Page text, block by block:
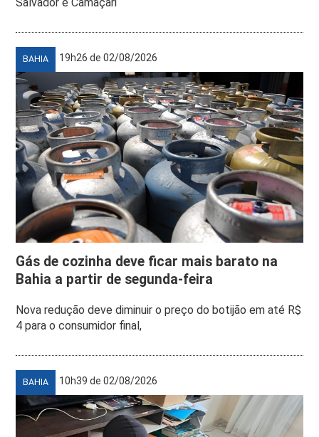
BAHIA 19h26 de 02/08/2026
Gás de cozinha deve ficar mais barato na
Bahia a partir de segunda-feira
Nova redução deve diminuir o preço do botijão em até R$
4 para o consumidor final,
BAHIA 10h39 de 02/08/2026